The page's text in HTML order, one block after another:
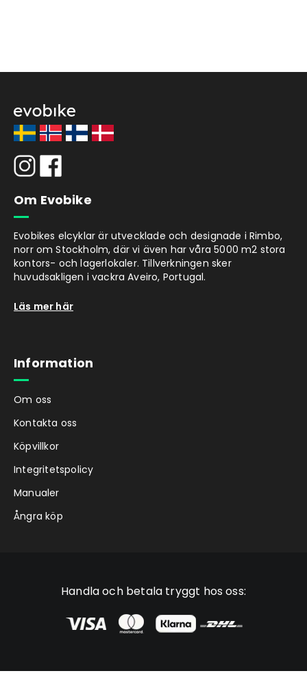
Om Evobike
Evobikes elcyklar är utvecklade och designade i Rimbo,
norr om Stockholm, där vi även har våra 5000 m2 stora
kontors- och lagerlokaler. Tillverkningen sker
huvudsakligen i vackra Aveiro, Portugal.
Läs mer här
Information
Om oss
Kontakta oss
Köpvillkor
Integritetspolicy
Manualer
Ångra köp
Handla och betala tryggt hos oss: